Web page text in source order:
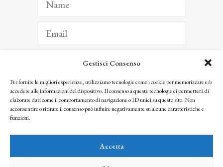
Gestisci Consenso
Per fornire le migliori esperienze, utilizziamo tecnologie come i cookie per memorizzare e/o
accedere alle informazioni del dispositivo. Il consenso a queste tecnologie ci permetterà di
elaborare dati come il comportamento di navigazione o ID unici su questo sito. Non
acconsentire o ritirare il consenso può influire negativamente su alcune caratteristiche e
funzioni.
Accetta
ISCRIVITI
Facendo clic per iscriverti, riconosci che le tue informazioni saranno trattate
seguendo la nostra Privacy Policy
© 2025 Istituto Matteucci. All right reserved
l’autorizzazione scritta dei proprietari dei diritti e dell’Istituto Matteucci